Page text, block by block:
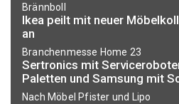
Brännboll
Ikea peilt mit neuer
an
Branchenmesse Home 23
Sertronics mit
Paletten und Samsung mit
Nach Möbel Pfister und Lipo